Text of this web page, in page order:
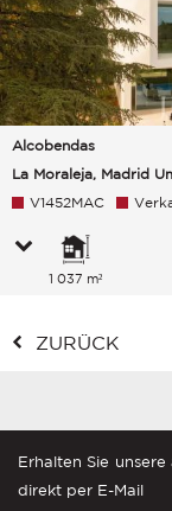
Alcobendas
La Moraleja, Madrid
V1452MAC
1 037 m²
ZURÜCK
Erhalten Sie
direkt per E-Mail